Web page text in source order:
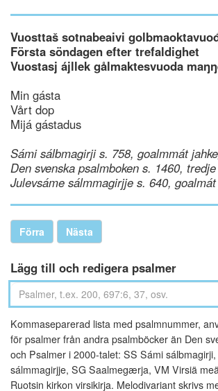
Vuosttaš sotnabeaivi
Första söndagen efter trefaldighet
Vuostasj ájllek gålmaktesvuoda
Min gásta
Vårt dop
Mijá gástadus
Sámi sálbmagirji s. 758, goalmmát
Den svenska psalmboken s. 1460,
Julevsáme sálmmagirjje s. 640,
Förra Nästa
Lägg till och redigera psalmer
Kommaseparerad lista med psalmnummer,
för psalmer från andra psalmböcker än Den
och Psalmer i 2000-talet: SS Sámi
sálmmagirjje, SG Saalmegærja, VM Virsiä
Ruotsin kirkon virsikirja. Melodivariant skrivs